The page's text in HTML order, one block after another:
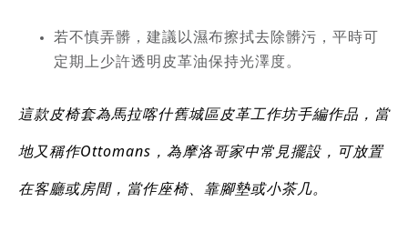
若不慎弄髒，建議以濕布擦拭去除髒污，平時可
定期上少許透明皮革油保持光澤度。
這款皮椅套為馬拉喀什舊城區皮革工作坊手編作品，當
地又稱作Ottomans，為摩洛哥家中常見擺設，可放置
在客廳或房間，當作座椅、靠腳墊或小茶几。